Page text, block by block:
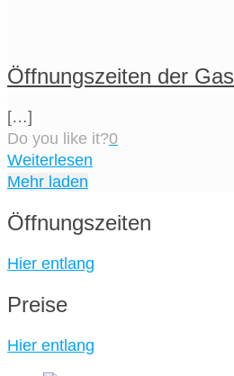
Öffnungszeiten der
[…]
Do you like it?0
Weiterlesen
Mehr laden
Öffnungszeiten
Hier entlang
Preise
Hier entlang